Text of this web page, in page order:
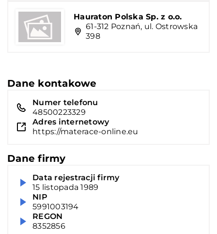
Hauraton Polska Sp. z o.o.
61-312 Poznań, ul. Ostrowska
398
Dane kontakowe
Numer telefonu
48500223329
Adres internetowy
https://materace-online.eu
Dane firmy
Data rejestracji firmy
15 listopada 1989
NIP
5991003194
REGON
8352856